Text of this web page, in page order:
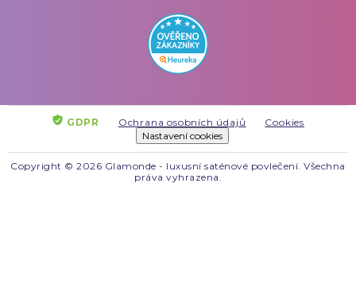
GDPR Ochrana osobních údajů
Cookies
Nastavení cookies
Copyright © 2026 Glamonde - luxusní saténové povlečení. Všechna
práva vyhrazena.